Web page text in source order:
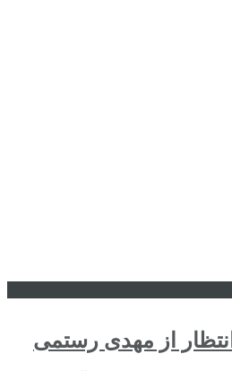
از مهدی رستمی